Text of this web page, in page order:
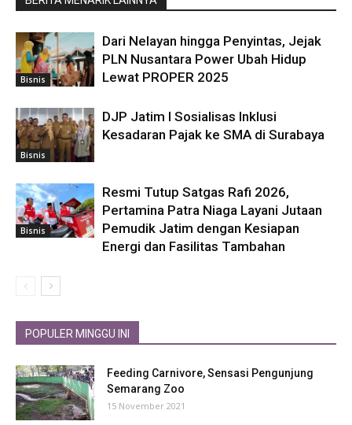
Bisnis
Dari Nelayan hingga Penyintas, Jejak
PLN Nusantara Power Ubah Hidup
Lewat PROPER 2025
Bisnis
DJP Jatim I Sosialisas Inklusi
Kesadaran Pajak ke SMA di Surabaya
Bisnis
Resmi Tutup Satgas Rafi 2026,
Pertamina Patra Niaga Layani Jutaan
Pemudik Jatim dengan Kesiapan
Energi dan Fasilitas Tambahan
POPULER MINGGU INI
Feeding Carnivore, Sensasi Pengunjung
Semarang Zoo
15 November 2021